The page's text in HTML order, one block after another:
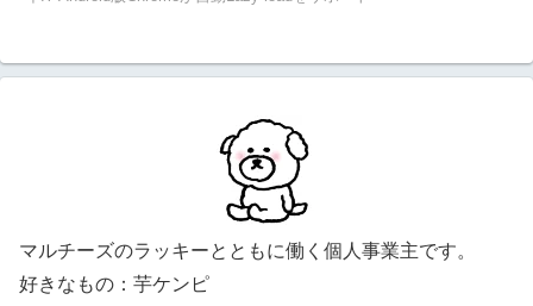
マルチーズのラッキーとともに働く個人事業主です。
好きなもの：芋ケンピ